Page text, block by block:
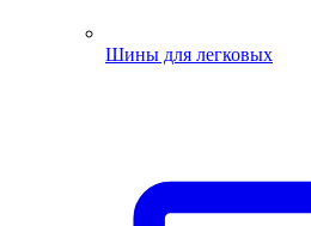
Шины для легковых